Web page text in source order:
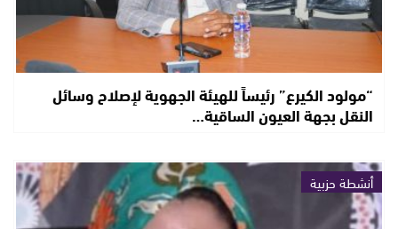
“مولود الكيرع” رئيساً للهيئة الجهوية لإصلاح وسائل
النقل بجهة العيون الساقية…
أنشطة حزبية